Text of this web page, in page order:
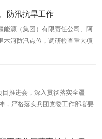
防汛抗旱工作
能源（集团）有限责任公司、阿
木河防汛点位，调研检查重大项
落实，细化部署重点任务。他
推进会，深入贯彻落实全疆
，严格落实兵团党委工作部署要
招商引资工作开展情况，分析